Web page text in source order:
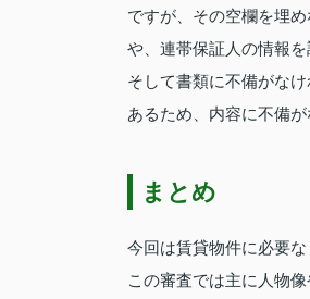
ですが、その空欄を埋
や、連帯保証人の情報を
そして書類に不備がな
あるため、内容に不備
まとめ
今回は賃貸物件に必要
この審査では主に人物